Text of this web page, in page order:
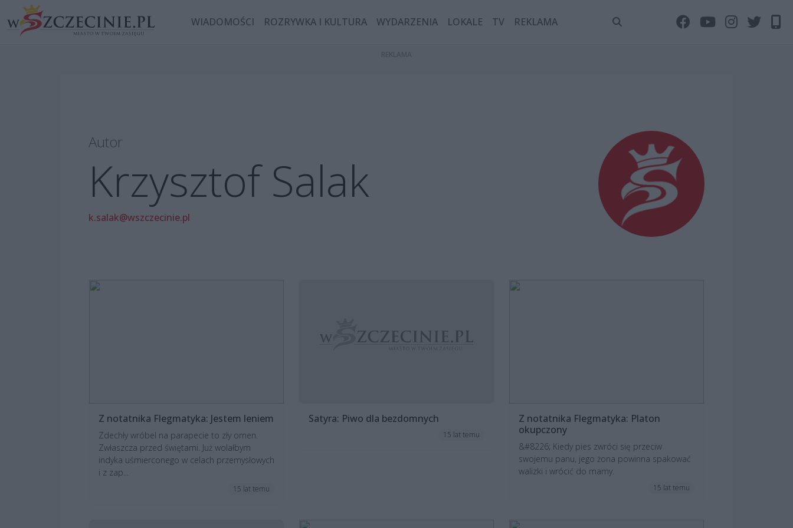
WIADOMOŚCI ROZRYWKA I KULTURA WYDARZENIA LOKALE TV REKLAMA
Autor
Krzysztof Salak
k.salak@wszczecinie.pl
Z notatnika Flegmatyka: Jestem leniem
Zdechły wróbel na parapecie to zły omen.
Zwłaszcza przed świętami. Już wolałbym
indyka uśmierconego w celach przemysłowych
i z zap...
15 lat temu
Satyra: Piwo dla bezdomnych
15 lat temu
Z notatnika Flegmatyka: Platon
okupczony
&#8226; Kiedy pies zwróci się przeciw
swojemu panu, jego żona powinna spakować
walizki i wrócić do mamy.
15 lat temu